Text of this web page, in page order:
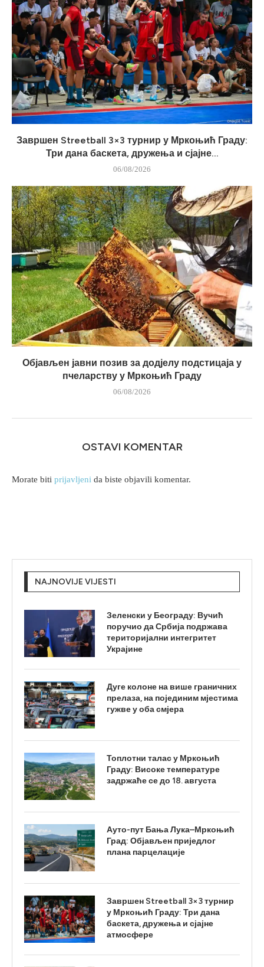
Завршен Streetball 3×3 турнир у Мркоњић Граду:
Три дана баскета, дружења и сјајне...
06/08/2026
Објављен јавни позив за додјелу подстицаја у
пчеларству у Мркоњић Граду
06/08/2026
OSTAVI KOMENTAR
Morate biti prijavljeni da biste objavili komentar.
NAJNOVIJE VIJESTI
Зеленски у Београду: Вучић
поручио да Србија подржава
територијални интегритет
Украјине
Дуге колоне на више граничних
прелаза, на појединим мјестима
гужве у оба смјера
Топлотни талас у Мркоњић
Граду: Високе температуре
задржаће се до 18. августа
Ауто-пут Бања Лука–Мркоњић
Град: Објављен приједлог
плана парцелације
Завршен Streetball 3×3 турнир
у Мркоњић Граду: Три дана
баскета, дружења и сјајне
атмосфере